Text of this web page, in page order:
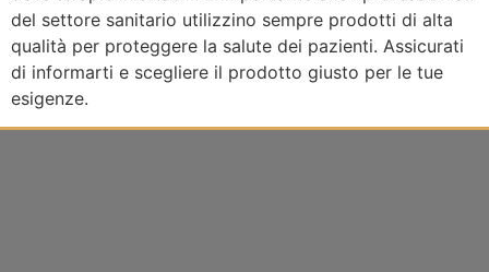
del settore sanitario utilizzino sempre prodotti di alta
qualità per proteggere la salute dei pazienti. Assicurati
di informarti e scegliere il prodotto giusto per le tue
esigenze.